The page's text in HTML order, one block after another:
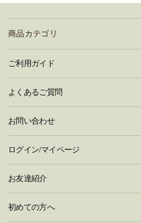
商品カテゴリ
ご利用ガイド
よくあるご質問
お問い合わせ
ログイン/マイページ
お友達紹介
初めての方へ